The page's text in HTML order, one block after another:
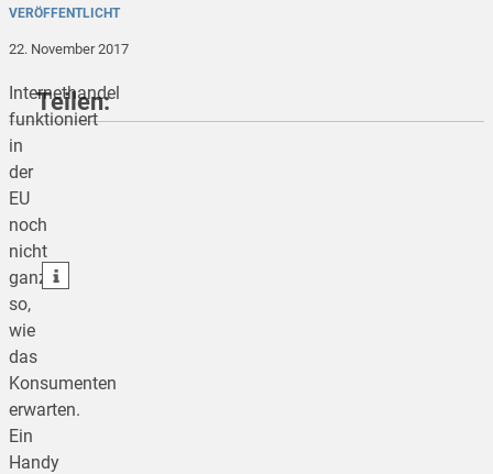
VERÖFFENTLICHT
22. November 2017
Internethandel
funktioniert
in
der
EU
noch
nicht
ganz
so,
wie
das
Konsumenten
erwarten.
Ein
Handy
Teilen:
teilen
teilen